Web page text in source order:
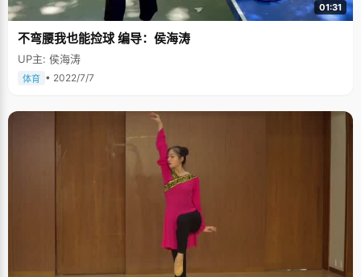
01:31
不弯腰我也能捡球 编导：侯海涛
UP主: 侯海涛
体育 • 2022/7/7